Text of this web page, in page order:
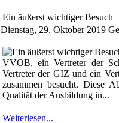
Ein äußerst wichtiger Besuch
Dienstag, 29. Oktober 2019
VVOB, ein Vertreter der
Vertreter der GIZ und ein
zusammen besucht. Diese
Qualität der Ausbildung in...
Weiterlesen...